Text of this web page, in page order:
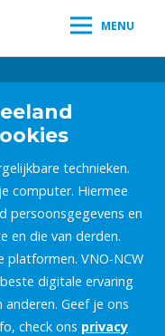
MENU
technieken.
computer. Hiermee
persoonsgegevens en
en die van derden.
platformen. VNO-NCW
digitale ervaring
Geef je ons
check ons privacy